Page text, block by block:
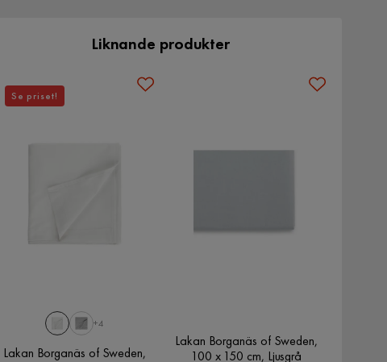
Liknande produkter
+4
Lakan Borganäs of Sweden,
Se priset!
Lakan Borganäs of Sweden,
100 x 150 cm, Ljusgrå